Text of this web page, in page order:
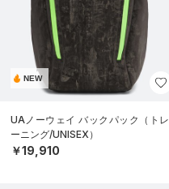
NEW
UAノーウェイ バックパック（トレ
ーニング/UNISEX）
￥19,910